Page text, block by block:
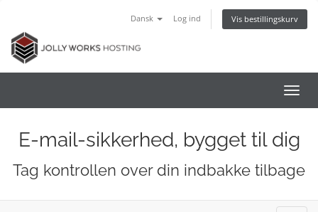
Dansk Log ind Vis bestillingskurv
Skift
E-mail-sikkerhed, bygget til dig
Tag kontrollen over din indbakke tilbage